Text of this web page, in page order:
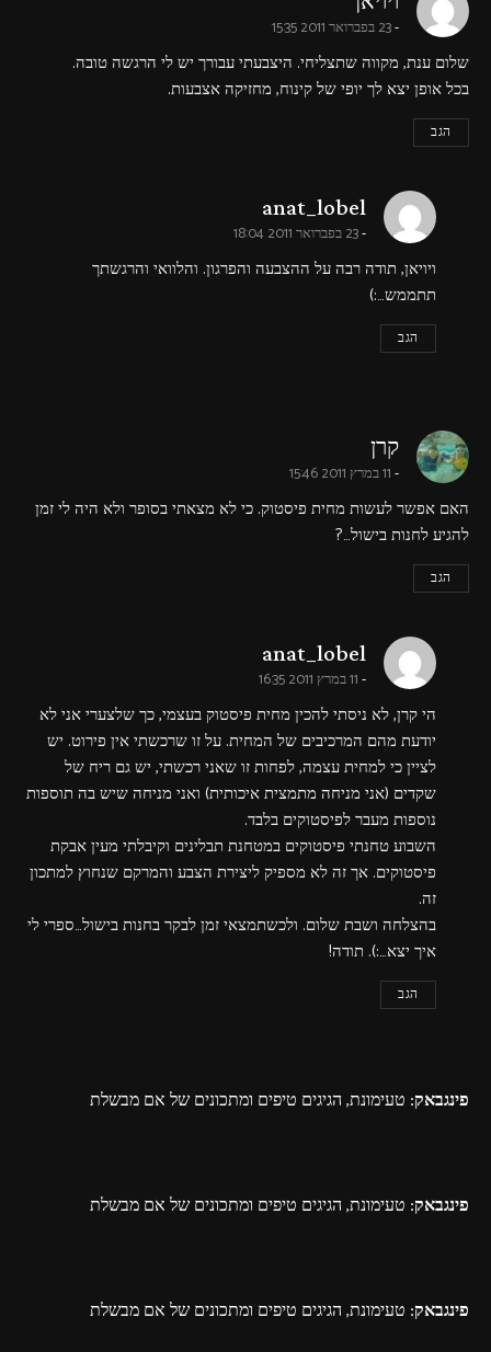
23 בפברואר 2011 15:35
שלום ענת, מקווה שתצליחי. היצבעתי עבורך יש לי הרגשה טובה.
בכל אופן יצא לך יופי של קינוח, מחזיקה אצבעות.
הגב
anat_lobel
23 בפברואר 2011 18:04
ויויאן, תודה רבה על ההצבעה והפרגון. והלוואי והרגשתך
תתממש…:)
הגב
קרןsays:
11 במרץ 2011 15:46
האם אפשר לעשות מחית פיסטוק. כי לא מצאתי בסופר ולא היה לי זמן
להגיע לחנות בישול…?
הגב
anat_lobel
11 במרץ 2011 16:35
הי קרן, לא ניסתי להכין מחית פיסטוק בעצמי, כך שלצערי אני לא
יודעת מהם המרכיבים של המחית. על זו שרכשתי אין פירוט. יש
לציין כי למחית עצמה, לפחות זו שאני רכשתי, יש גם ריח של
שקדים (אני מניחה מתמצית איכותית) ואני מניחה שיש בה תוספות
נוספות מעבר לפיסטוקים בלבד.
השבוע טחנתי פיסטוקים במטחנת תבלינים וקיבלתי מעין אבקת
פיסטוקים. אך זה לא מספיק ליצירת הצבע והמרקם שנחוץ למתכון
זה.
בהצלחה ושבת שלום. ולכשתמצאי זמן לבקר בחנות בישול…ספרי לי
איך יצא…:). תודה!
הגב
פינגבאק: טעימונת, הגיגים טיפים ומתכונים של אם מבשלת
פינגבאק: טעימונת, הגיגים טיפים ומתכונים של אם מבשלת
פינגבאק: טעימונת, הגיגים טיפים ומתכונים של אם מבשלת